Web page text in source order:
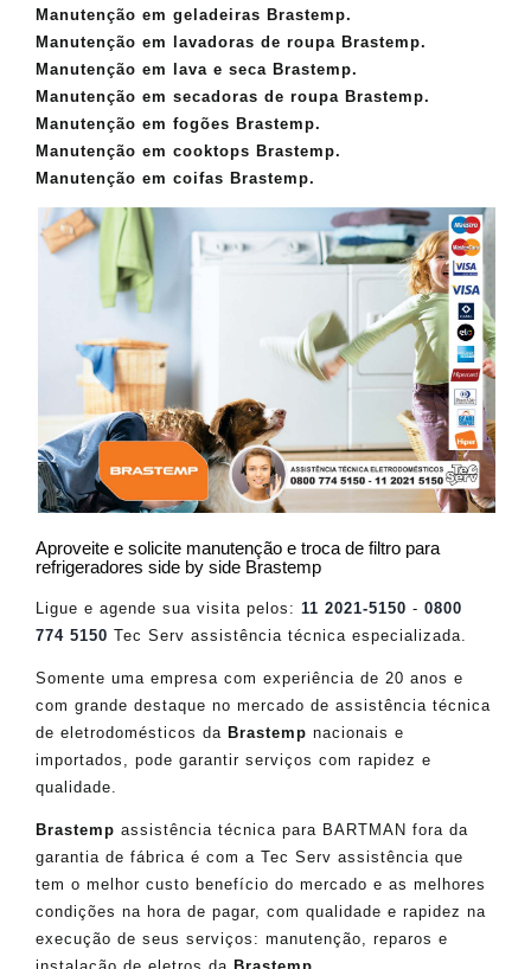
Manutenção em geladeiras Brastemp.
Manutenção em lavadoras de roupa Brastemp.
Manutenção em lava e seca Brastemp.
Manutenção em secadoras de roupa Brastemp.
Manutenção em fogões Brastemp.
Manutenção em cooktops Brastemp.
Manutenção em coifas Brastemp.
Aproveite e solicite manutenção e troca de filtro para
refrigeradores side by side Brastemp
Ligue e agende sua visita pelos: 11 2021-5150 - 0800
774 5150 Tec Serv assistência técnica especializada.
Somente uma empresa com experiência de 20 anos e
com grande destaque no mercado de assistência técnica
de eletrodomésticos da Brastemp nacionais e
importados, pode garantir serviços com rapidez e
qualidade.
Brastemp assistência técnica para BARTMAN fora da
garantia de fábrica é com a Tec Serv assistência que
tem o melhor custo benefício do mercado e as melhores
condições na hora de pagar, com qualidade e rapidez na
execução de seus serviços: manutenção, reparos e